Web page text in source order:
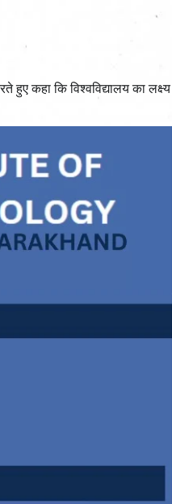
कहा कि विश्वविद्यालय का लक्ष्य